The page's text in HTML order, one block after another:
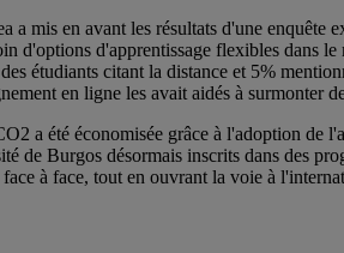
mis en avant les résultats d'une enquête
d'apprentissage flexibles dans
étudiants citant la distance et 5%
en ligne les avait aidés à surmonter
a été économisée grâce à l'adoption de
de Burgos désormais inscrits dans des
à face, tout en ouvrant la voie à